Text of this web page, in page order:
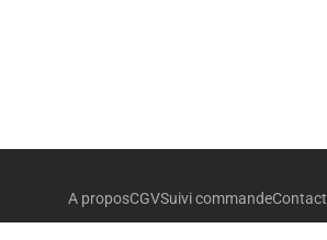
A proposCGVSuivi commandeContact